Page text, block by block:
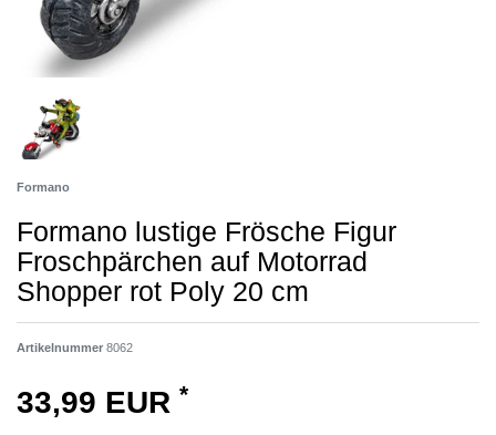
Formano
Formano lustige Frösche Figur
Froschpärchen auf Motorrad
Shopper rot Poly 20 cm
Artikelnummer 8062
33,99 EUR *